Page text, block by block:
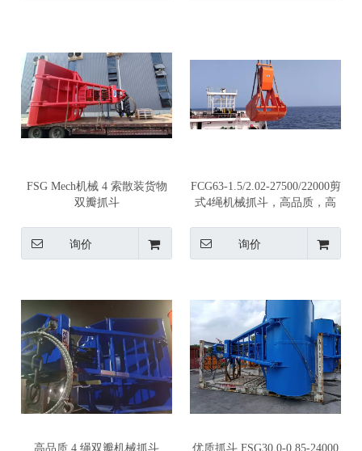
FSG Mech机械 4 索散装货物
双瓣抓斗
询价
FCG63-1.5/2.02-27500/22000剪
式4绳机械抓斗，高品质，高
询价
高品质 4 绳双瓣机械抓斗
优质抓斗 FSG30.0-0.85-24000